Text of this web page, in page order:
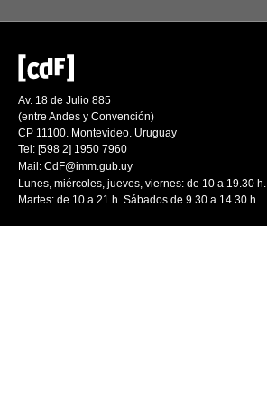
Av. 18 de Julio 885
(entre Andes y Convención)
CP 11100. Montevideo. Uruguay
Tel: [598 2] 1950 7960
Mail: CdF@imm.gub.uy
Lunes, miércoles, jueves, viernes: de 10 a 19.30 h.
Martes: de 10 a 21 h. Sábados de 9.30 a 14.30 h.